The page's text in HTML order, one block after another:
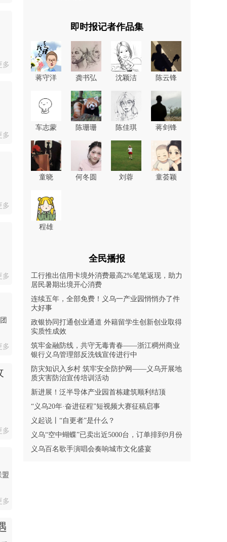
多
多
多
多
多
多
盟
多
即时报记者作品集
蒋守洋 龚书弘 沈颖洁 陈云锋
车志蒙 陈珊珊 陈佳琪 蒋剑锋
童晓 何冬圆 刘蓉 童荟颖
程雄
全民播报
工行推出信用卡境外消费最高2%笔笔返现，助力
居民暑期出境开心消费
连续五年，全部免费！义乌一产业园悄悄办了件
大好事
政银协同打通创业通道 外籍留学生创新创业取得
实质性成效
筑牢金融防线，共守无毒青春——浙江稠州商业
银行义乌管理部反洗钱宣传进行中
防灾知识入乡村 筑牢安全防护网——义乌开展地
质灾害防治宣传培训活动
新进展！泛半导体产业园首栋建筑顺利结顶
“义乌20年·奋进征程”短视频大赛征稿启事
义起说丨“自更者”是什么？
义乌“空中蝴蝶”已卖出近5000台，订单排到9月份
义乌百名歌手演唱会奏响城市文化盛宴